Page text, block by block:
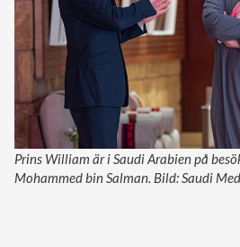
Prins William är i Saudi Arabien på
Mohammed bin Salman. Bild: Saudi